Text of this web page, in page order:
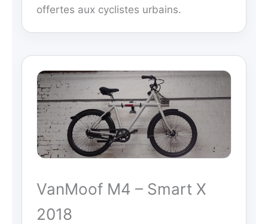
offertes aux cyclistes urbains.
VanMoof M4 – Smart X
2018